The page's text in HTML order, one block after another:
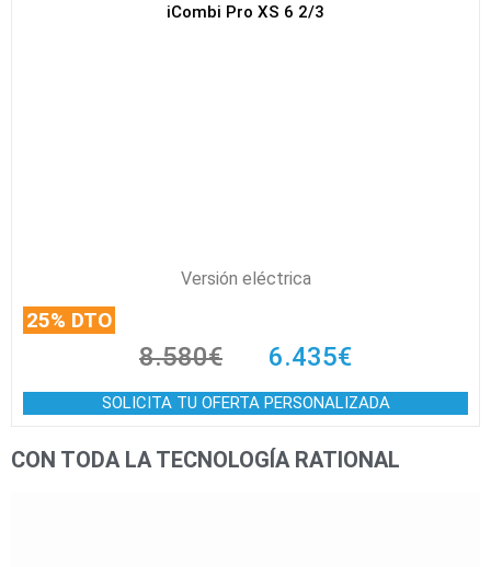
iCombi Pro XS 6 2/3
Versión eléctrica
25% DTO
8.580€ 6.435€
SOLICITA TU OFERTA PERSONALIZADA
CON TODA LA TECNOLOGÍA RATIONAL